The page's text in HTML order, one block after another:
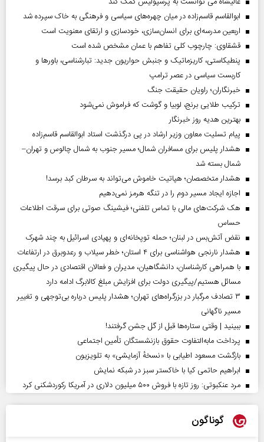
ابوالقاسم قاسم‌زاده در میان چهره‌های سیاسی و فرهنگی به خاک سپرده شد
اربعین مدرسه‌ای برای انسان‌سازی، خودسازی و ارتقای معنویت است
قشقاوی: چارچوب کلی تفاهم با عمان مشخص شده است
پنطیکاستی، کاریزماتیک و جنبش حواریون جدید: تبارشناسی، باور‌ها و
کاربست سیاسی در عصر ترامپ
خبرنگاران؛ راویان حقیقت جنگ
ترکیب طلایی برنج، لوبیا و گوشت که فراموش نمی‌شود
بهترین هدیه روز خبرنگار
پیام تسلیت معاون وزیر ارشاد در پی درگذشت استاد ابوالقاسم قاسم‌زاده
هشدار پلیس برای مسافران شمال؛ مسیر جنوب به شمال چالوس و تهران–
شمال بسته شد
هشدار متخصصان؛ هپاتیت خاموش می‌تواند به سرطان کبد برسد!
اجازه ایجاد مسیر دوم را در تنگه هرمز نمی‌دهیم
هک شرکت‌های مالی با تماس تلفنی؛ فیشینگ صوتی برای سرقت اطلاعات
حساس
نقض آتش‌بس در لبنان؛ حمله توپخانه‌ای و پهپادی اسرائیل به چند شهرک
هشدار نارنجی هواشناسی برای ۴ استان؛ خطر سیلاب و رعدوبرق در ارتفاعات
با همراهی کارشناسان، دانشگاهیان، مدیران و فعالان اقتصادی در حال پیگیری
مسائل هستیم/پیگیری دولت برای افزایش مبلغ کالابرگ ادامه دارد
۳ تصادف مرگبار در بزرگراه‌های تهران؛ هشدار پلیس درباره بی‌توجهی و تغییر
مسیر ناگهانی
ببینید | وقتی ستاره‌ها قبل از گل جشن گرفتند!
پرداخت مابه‌التفاوت حقوق بازنشستگان تأمین اجتماعی
بازگشت مسعود اطیابی با «نسخهٔ آزمایشی» به تلویزیون
ابراهیم حاتمی کیا با خاکستر سبز در شبکه نمایش
مرد عنکبوتی: روز تازه با فروش ۵۰۰ میلیون دلاری در آمریکا رکوردشکنی کرد
گوناگون